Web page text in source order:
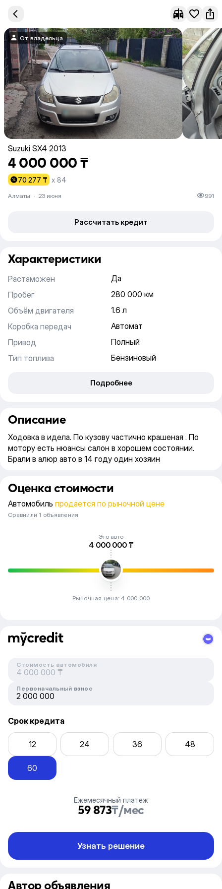
От владельца
Suzuki SX4 2013
4 000 000 ₸
70 277 ₸ x 84
Алматы · 23 июня 991
Рассчитать кредит
Характеристики
Растаможен
Да
Пробег
280 000 км
Объём двигателя
1.6 л
Коробка передач
Автомат
Привод
Полный
Тип топлива
Бензиновый
Подробнее
Описание
Ходовка в идела. По кузову частично крашеная . По
мотору есть нюансы салон в хорошем состоянии.
Брали в алюр авто в 14 году один хозяин
Оценка стоимости
Автомобиль продается по рыночной цене
Сравнили 1 объявления
Рыночная цена: 4 000 000
Это авто
4 000 000 ₸
Стоимость автомобиля
Первоначальный взнос
Срок кредита
12 24 36 48
60
Ежемесячный платеж
59 873₸/мес
Узнать решение
Автор объявления